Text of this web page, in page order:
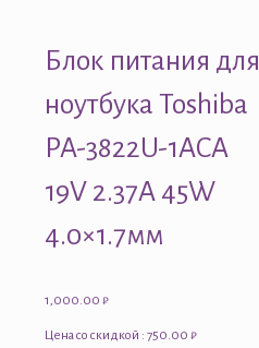
Блок питания для
ноутбука Toshiba
PA-3822U-1ACA
19V 2.37A 45W
4.0×1.7мм
1,000.00 ₽
Цена со скидкой : 750.00 ₽